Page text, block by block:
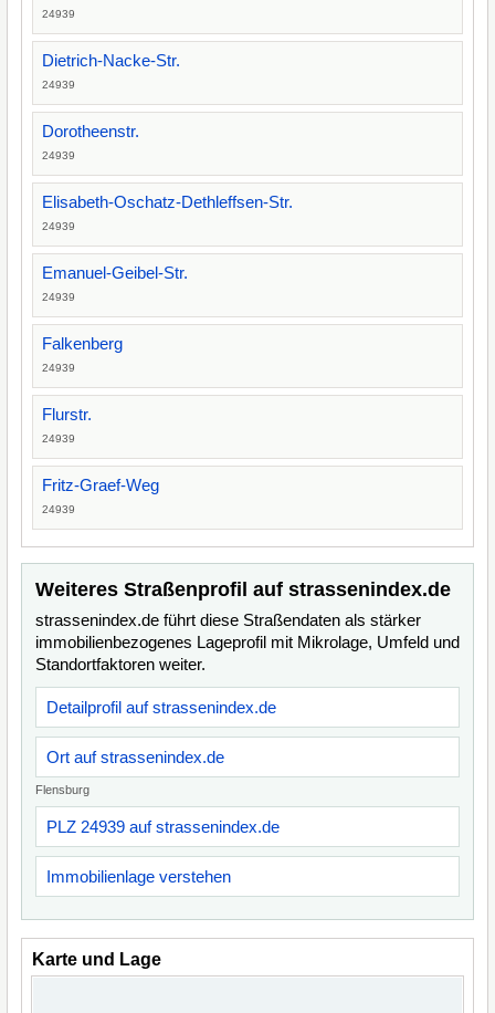
24939
Dietrich-Nacke-Str.
24939
Dorotheenstr.
24939
Elisabeth-Oschatz-Dethleffsen-Str.
24939
Emanuel-Geibel-Str.
24939
Falkenberg
24939
Flurstr.
24939
Fritz-Graef-Weg
24939
Weiteres Straßenprofil auf strassenindex.de
strassenindex.de führt diese Straßendaten als stärker
immobilienbezogenes Lageprofil mit Mikrolage, Umfeld und
Standortfaktoren weiter.
Detailprofil auf strassenindex.de
Ort auf strassenindex.de
Flensburg
PLZ 24939 auf strassenindex.de
Immobilienlage verstehen
Karte und Lage